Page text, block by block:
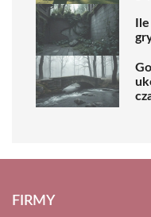
FIRMY